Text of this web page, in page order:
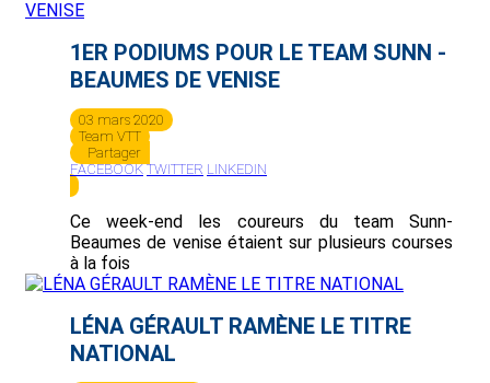
1ER PODIUMS POUR LE TEAM SUNN -
BEAUMES DE VENISE
03 mars 2020
Team VTT
Partager
FACEBOOK TWITTER LINKEDIN
Ce week-end les coureurs du team Sunn-
Beaumes de venise étaient sur plusieurs courses
à la fois
LÉNA GÉRAULT RAMÈNE LE TITRE
NATIONAL